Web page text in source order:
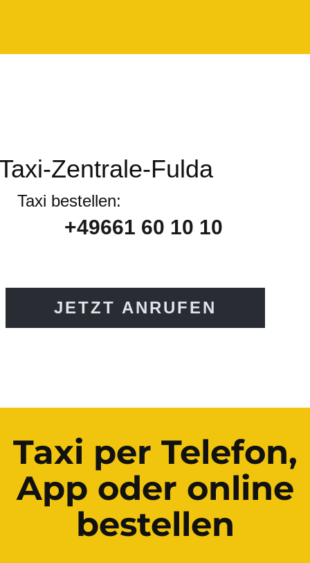
Zentrale-Fulda
Taxi bestellen:
+49661 60 10 10
JETZT ANRUFEN
Taxi per Telefon,
App oder online
bestellen